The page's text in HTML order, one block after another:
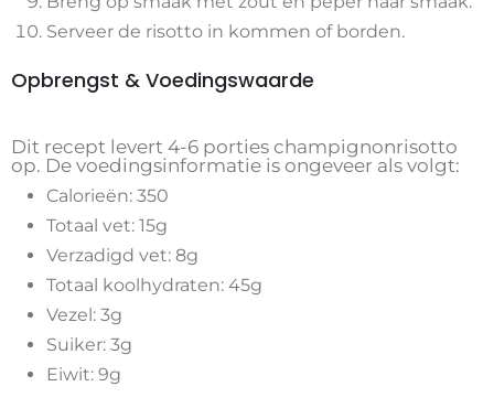
Serveer de risotto in kommen of borden.
Opbrengst & Voedingswaarde
Dit recept levert 4-6 porties champignonrisotto
op. De voedingsinformatie is ongeveer als volgt:
Calorieën: 350
Totaal vet: 15g
Verzadigd vet: 8g
Totaal koolhydraten: 45g
Vezel: 3g
Suiker: 3g
Eiwit: 9g